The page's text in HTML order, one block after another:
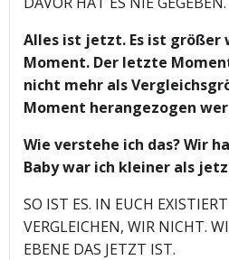
Alles ist jetzt. Es ist größer
Moment. Der letzte
nicht mehr als
Moment herangezogen
Wie verstehe ich das? Wir
Baby war ich kleiner als
SO IST ES. IN EUCH
VERGLEICHEN, WIR NICHT.
EBENE DAS JETZT IST.